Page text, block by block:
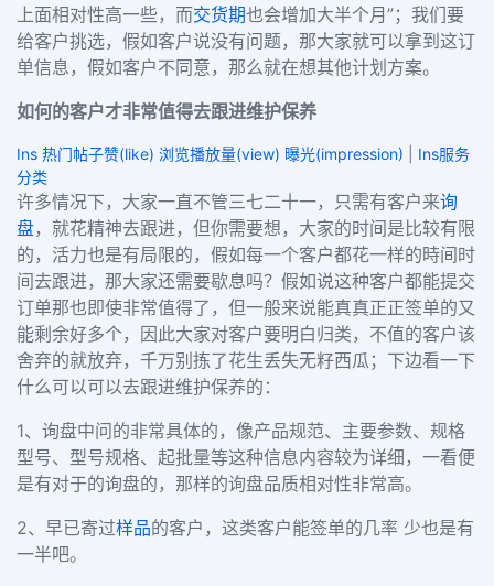
上面相对性高一些，而交货期也会增加大半个月”；我们要
给客户挑选，假如客户说没有问题，那大家就可以拿到这订
单信息，假如客户不同意，那么就在想其他计划方案。
如何的客户才非常值得去跟进维护保养
Ins 热门帖子赞(like) 浏览播放量(view) 曝光(impression)
Ins服务
分类
许多情况下，大家一直不管三七二十一，只需有客户来询
盘，就花精神去跟进，但你需要想，大家的时间是比较有限
的，活力也是有局限的，假如每一个客户都花一样的時间时
间去跟进，那大家还需要歇息吗？假如说这种客户都能提交
订单那也即使非常值得了，但一般来说能真真正正签单的又
能剩余好多个，因此大家对客户要明白归类，不值的客户该
舍弃的就放弃，千万别拣了花生丢失无籽西瓜；下边看一下
什么可以可以去跟进维护保养的：
1、询盘中问的非常具体的，像产品规范、主要参数、规格
型号、型号规格、起批量等这种信息内容较为详细，一看便
是有对于的询盘的，那样的询盘品质相对性非常高。
2、早已寄过样品的客户，这类客户能签单的几率 少也是有
一半吧。